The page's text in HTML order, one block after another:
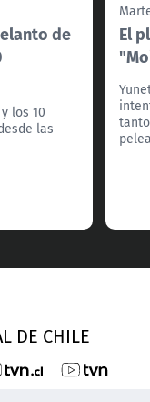
de
los 10
las
El
DE CHILE